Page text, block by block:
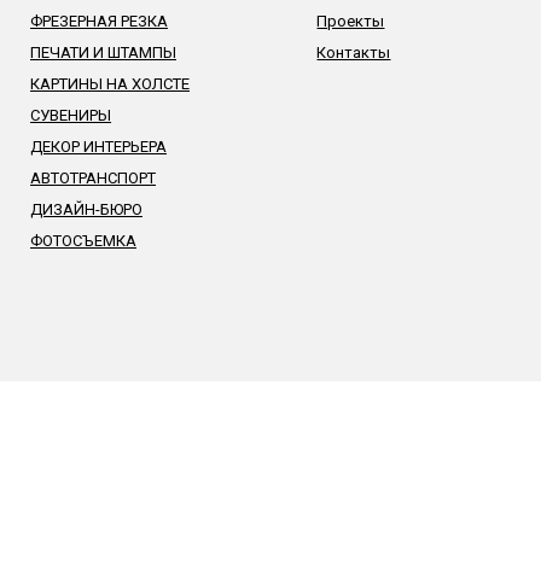
ФРЕЗЕРНАЯ РЕЗКА
ПЕЧАТИ И ШТАМПЫ
КАРТИНЫ НА ХОЛСТЕ
СУВЕНИРЫ
ДЕКОР ИНТЕРЬЕРА
АВТОТРАНСПОРТ
ДИЗАЙН-БЮРО
ФОТОСЪЕМКА
Проекты
Контакты